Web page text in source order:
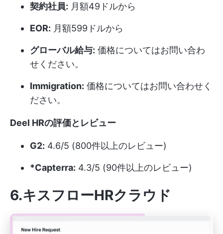
契約社員: 月額49ドルから
EOR: 月額599ドルから
グローバル給与: 価格についてはお問い合わ
せください。
Immigration: 価格についてはお問い合わせく
ださい。
Deel HRの評価とレビュー
G2: 4.6/5 (800件以上のレビュー)
*Capterra: 4.3/5 (90件以上のレビュー)
6.キスフローHRクラウド